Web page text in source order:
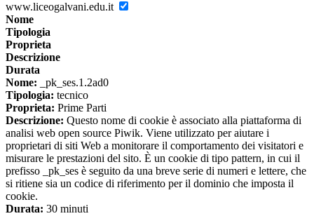
www.liceogalvani.edu.it
Nome
Tipologia
Proprieta
Descrizione
Durata
Nome: _pk_ses.1.2ad0
Tipologia: tecnico
Proprieta: Prime Parti
Descrizione: Questo nome di cookie è associato alla piattaforma di
analisi web open source Piwik. Viene utilizzato per aiutare i
proprietari di siti Web a monitorare il comportamento dei visitatori e
misurare le prestazioni del sito. È un cookie di tipo pattern, in cui il
prefisso _pk_ses è seguito da una breve serie di numeri e lettere, che
si ritiene sia un codice di riferimento per il dominio che imposta il
cookie.
Durata: 30 minuti